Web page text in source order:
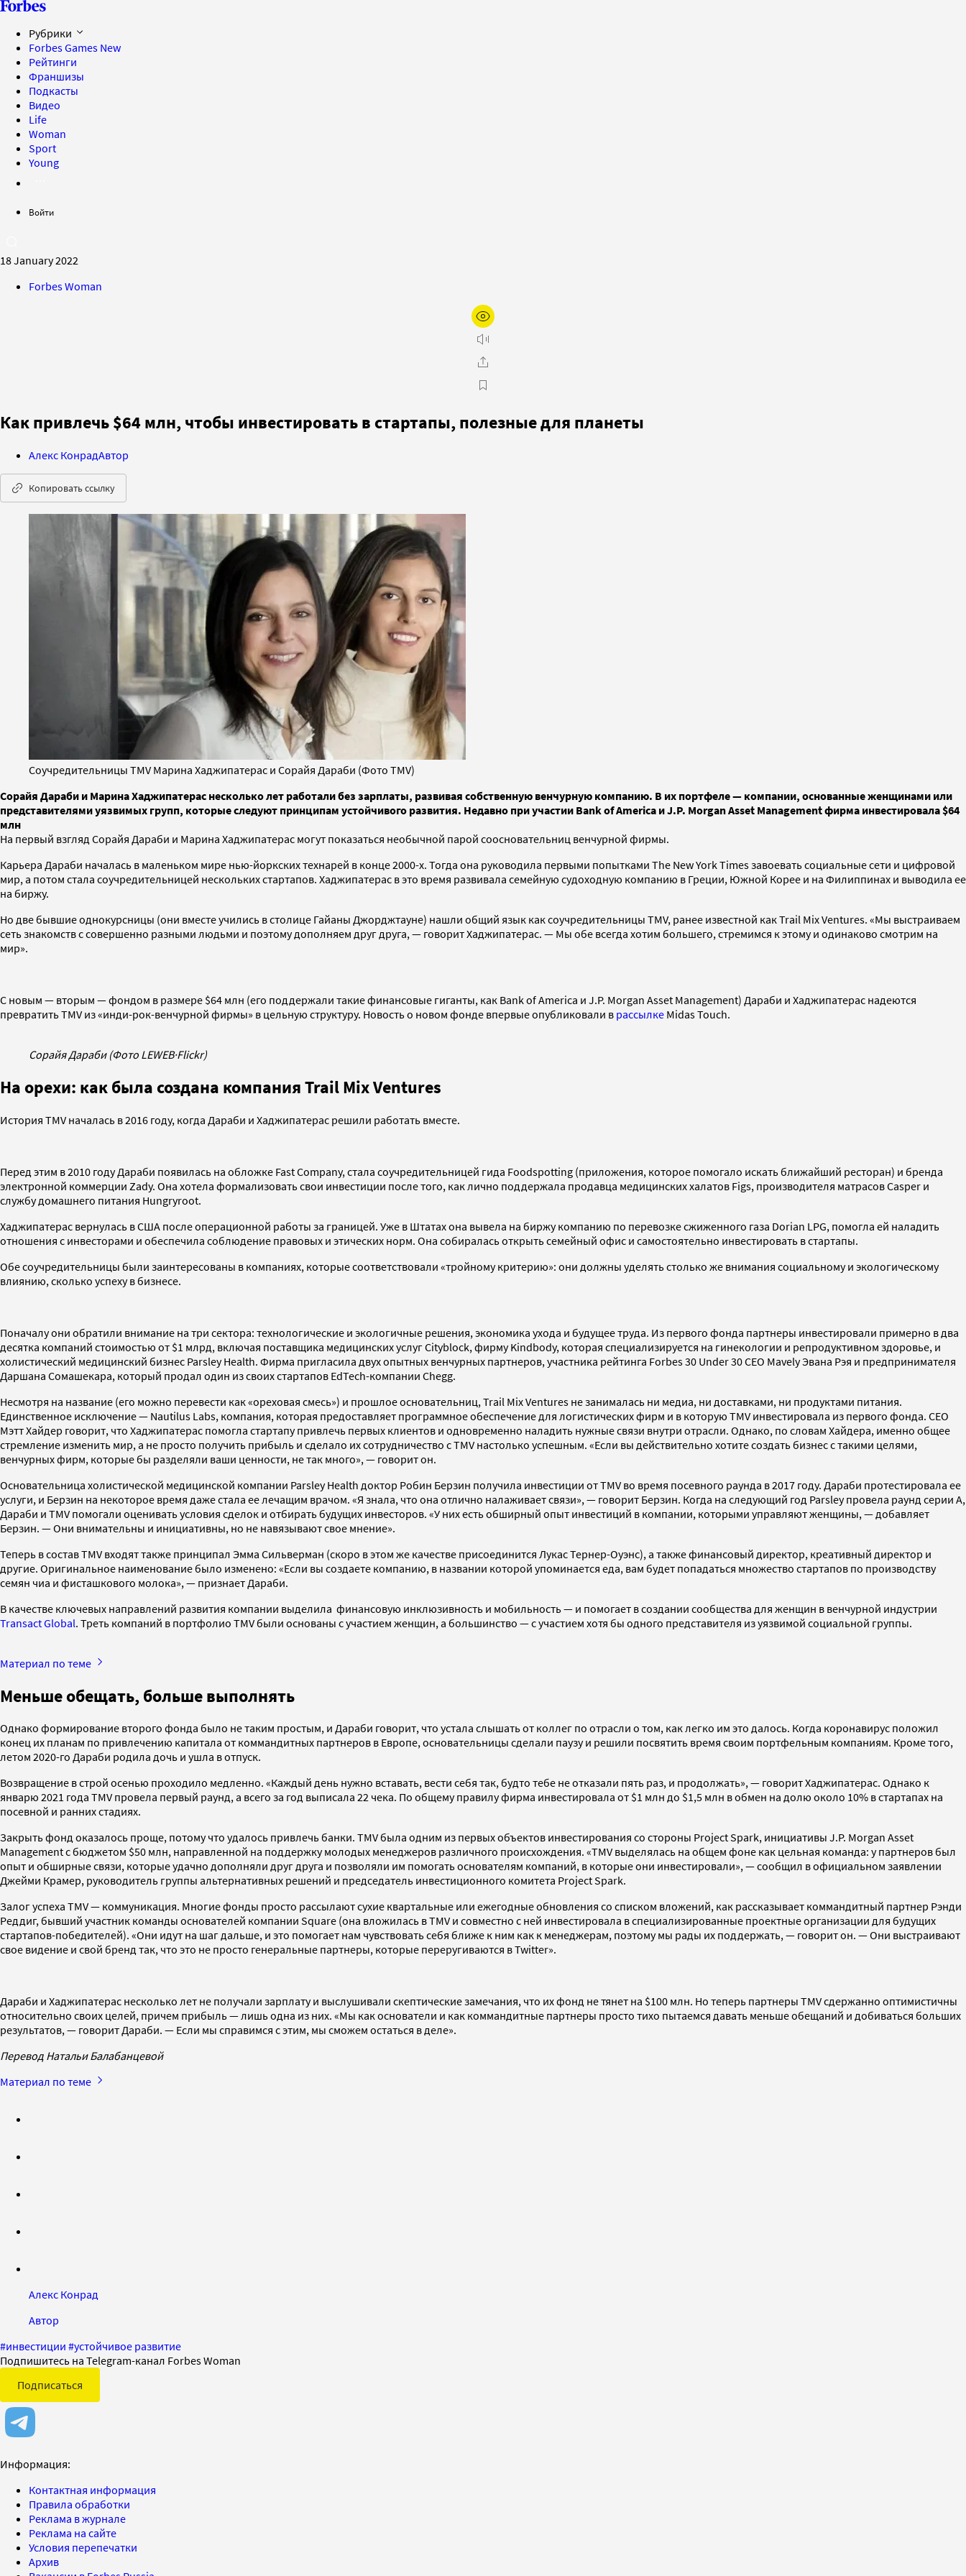
Рубрики
Forbes Games New
Рейтинги
Франшизы
Подкасты
Видео
Life
Woman
Sport
Young
Войти
18 January 2022
Forbes Woman
Как привлечь $64 млн, чтобы инвестировать в стартапы, полезные для планеты
Алекс КонрадАвтор
Копировать ссылку
Соучредительницы TMV Марина Хаджипатерас и Сорайя Дараби (Фото TMV)
Сорайя Дараби и Марина Хаджипатерас несколько лет работали без зарплаты, развивая собственную венчурную компанию. В их портфеле — компании, основанные женщинами или
представителями уязвимых групп, которые следуют принципам устойчивого развития. Недавно при участии Bank of America и J.P. Morgan Asset Management фирма инвестировала $64
млн
На первый взгляд Сорайя Дараби и Марина Хаджипатерас могут показаться необычной парой соосновательниц венчурной фирмы.
Карьера Дараби началась в маленьком мире нью-йоркских технарей в конце 2000-х. Тогда она руководила первыми попытками The New York Times завоевать социальные сети и цифровой
мир, а потом стала соучредительницей нескольких стартапов. Хаджипатерас в это время развивала семейную судоходную компанию в Греции, Южной Корее и на Филиппинах и выводила ее
на биржу.
Но две бывшие однокурсницы (они вместе учились в столице Гайаны Джорджтауне) нашли общий язык как соучредительницы TMV, ранее известной как Trail Mix Ventures. «Мы выстраиваем
сеть знакомств с совершенно разными людьми и поэтому дополняем друг друга, — говорит Хаджипатерас. — Мы обе всегда хотим большего, стремимся к этому и одинаково смотрим на
мир».
С новым — вторым — фондом в размере $64 млн (его поддержали такие финансовые гиганты, как Bank of America и J.P. Morgan Asset Management) Дараби и Хаджипатерас надеются
превратить TMV из «инди-рок-венчурной фирмы» в цельную структуру. Новость о новом фонде впервые опубликовали в рассылке Midas Touch.
Сорайя Дараби (Фото LEWEB·Flickr)
На орехи: как была создана компания Trail Mix Ventures
История TMV началась в 2016 году, когда Дараби и Хаджипатерас решили работать вместе.
Перед этим в 2010 году Дараби появилась на обложке Fast Company, стала соучредительницей гида Foodspotting (приложения, которое помогало искать ближайший ресторан) и бренда
электронной коммерции Zady. Она хотела формализовать свои инвестиции после того, как лично поддержала продавца медицинских халатов Figs, производителя матрасов Casper и
службу домашнего питания Hungryroot.
Хаджипатерас вернулась в США после операционной работы за границей. Уже в Штатах она вывела на биржу компанию по перевозке сжиженного газа Dorian LPG, помогла ей наладить
отношения с инвесторами и обеспечила соблюдение правовых и этических норм. Она собиралась открыть семейный офис и самостоятельно инвестировать в стартапы.
Обе соучредительницы были заинтересованы в компаниях, которые соответствовали «тройному критерию»: они должны уделять столько же внимания социальному и экологическому
влиянию, сколько успеху в бизнесе.
Поначалу они обратили внимание на три сектора: технологические и экологичные решения, экономика ухода и будущее труда. Из первого фонда партнеры инвестировали примерно в два
десятка компаний стоимостью от $1 млрд, включая поставщика медицинских услуг Cityblock, фирму Kindbody, которая специализируется на гинекологии и репродуктивном здоровье, и
холистический медицинский бизнес Parsley Health. Фирма пригласила двух опытных венчурных партнеров, участника рейтинга Forbes 30 Under 30 CEO Mavely Эвана Рэя и предпринимателя
Даршана Сомашекара, который продал один из своих стартапов EdTech-компании Chegg.
Несмотря на название (его можно перевести как «ореховая смесь») и прошлое основательниц, Trail Mix Ventures не занималась ни медиа, ни доставками, ни продуктами питания.
Единственное исключение — Nautilus Labs, компания, которая предоставляет программное обеспечение для логистических фирм и в которую TMV инвестировала из первого фонда. CEO
Мэтт Хайдер говорит, что Хаджипатерас помогла стартапу привлечь первых клиентов и одновременно наладить нужные связи внутри отрасли. Однако, по словам Хайдера, именно общее
стремление изменить мир, а не просто получить прибыль и сделало их сотрудничество с TMV настолько успешным. «Если вы действительно хотите создать бизнес с такими целями,
венчурных фирм, которые бы разделяли ваши ценности, не так много», — говорит он.
Основательница холистической медицинской компании Parsley Health доктор Робин Берзин получила инвестиции от TMV во время посевного раунда в 2017 году. Дараби протестировала ее
услуги, и Берзин на некоторое время даже стала ее лечащим врачом. «Я знала, что она отлично налаживает связи», — говорит Берзин. Когда на следующий год Parsley провела раунд серии А,
Дараби и TMV помогали оценивать условия сделок и отбирать будущих инвесторов. «У них есть обширный опыт инвестиций в компании, которыми управляют женщины, — добавляет
Берзин. — Они внимательны и инициативны, но не навязывают свое мнение».
Теперь в состав TMV входят также принципал Эмма Сильверман (скоро в этом же качестве присоединится Лукас Тернер-Оуэнс), а также финансовый директор, креативный директор и
другие. Оригинальное наименование было изменено: «Если вы создаете компанию, в названии которой упоминается еда, вам будет попадаться множество стартапов по производству
семян чиа и фисташкового молока», — признает Дараби.
В качестве ключевых направлений развития компании выделила финансовую инклюзивность и мобильность — и помогает в создании сообщества для женщин в венчурной индустрии
Transact Global. Треть компаний в портфолио TMV были основаны с участием женщин, а большинство — с участием хотя бы одного представителя из уязвимой социальной группы.
Материал по теме
Меньше обещать, больше выполнять
Однако формирование второго фонда было не таким простым, и Дараби говорит, что устала слышать от коллег по отрасли о том, как легко им это далось. Когда коронавирус положил
конец их планам по привлечению капитала от коммандитных партнеров в Европе, основательницы сделали паузу и решили посвятить время своим портфельным компаниям. Кроме того,
летом 2020-го Дараби родила дочь и ушла в отпуск.
Возвращение в строй осенью проходило медленно. «Каждый день нужно вставать, вести себя так, будто тебе не отказали пять раз, и продолжать», — говорит Хаджипатерас. Однако к
январю 2021 года TMV провела первый раунд, а всего за год выписала 22 чека. По общему правилу фирма инвестировала от $1 млн до $1,5 млн в обмен на долю около 10% в стартапах на
посевной и ранних стадиях.
Закрыть фонд оказалось проще, потому что удалось привлечь банки. TMV была одним из первых объектов инвестирования со стороны Project Spark, инициативы J.P. Morgan Asset
Management с бюджетом $50 млн, направленной на поддержку молодых менеджеров различного происхождения. «TMV выделялась на общем фоне как цельная команда: у партнеров был
опыт и обширные связи, которые удачно дополняли друг друга и позволяли им помогать основателям компаний, в которые они инвестировали», — сообщил в официальном заявлении
Джейми Крамер, руководитель группы альтернативных решений и председатель инвестиционного комитета Project Spark.
Залог успеха TMV — коммуникация. Многие фонды просто рассылают сухие квартальные или ежегодные обновления со списком вложений, как рассказывает коммандитный партнер Рэнди
Реддиг, бывший участник команды основателей компании Square (она вложилась в TMV и совместно с ней инвестировала в специализированные проектные организации для будущих
стартапов-победителей). «Они идут на шаг дальше, и это помогает нам чувствовать себя ближе к ним как к менеджерам, поэтому мы рады их поддержать, — говорит он. — Они выстраивают
свое видение и свой бренд так, что это не просто генеральные партнеры, которые переругиваются в Twitter».
Дараби и Хаджипатерас несколько лет не получали зарплату и выслушивали скептические замечания, что их фонд не тянет на $100 млн. Но теперь партнеры TMV сдержанно оптимистичны
относительно своих целей, причем прибыль — лишь одна из них. «Мы как основатели и как коммандитные партнеры просто тихо пытаемся давать меньше обещаний и добиваться больших
результатов, — говорит Дараби. — Если мы справимся с этим, мы сможем остаться в деле».
Перевод Натальи Балабанцевой
Материал по теме
Алекс Конрад
Автор
#инвестиции #устойчивое развитие
Подпишитесь на Telegram-канал Forbes Woman
Подписаться
Информация:
Контактная информация
Правила обработки
Реклама в журнале
Реклама на сайте
Условия перепечатки
Архив